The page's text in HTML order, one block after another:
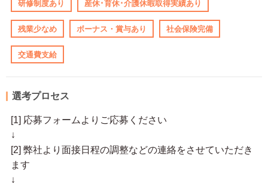
研修制度あり 産休･育休･介護休暇取得実績あり
残業少なめ ボーナス・賞与あり 社会保険完備
交通費支給
選考プロセス
[1] 応募フォームよりご応募ください
↓
[2] 弊社より面接日程の調整などの連絡をさせていただき
ます
↓